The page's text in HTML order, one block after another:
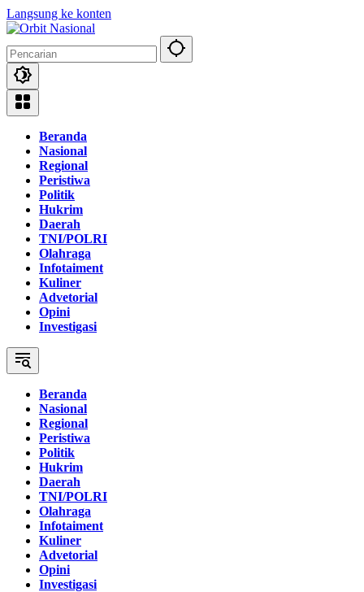
Langsung ke konten
Beranda
Nasional
Regional
Peristiwa
Politik
Hukrim
Daerah
TNI/POLRI
Olahraga
Infotaiment
Kuliner
Advetorial
Opini
Investigasi
Beranda
Nasional
Regional
Peristiwa
Politik
Hukrim
Daerah
TNI/POLRI
Olahraga
Infotaiment
Kuliner
Advetorial
Opini
Investigasi